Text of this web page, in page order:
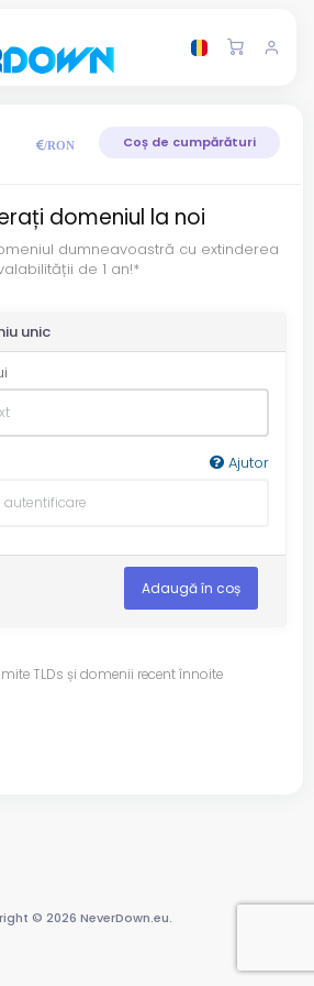
/RON Coș de cumpărături
domeniul la noi
dumneavoastră cu extinderea
de 1 an!*
unic
Ajutor
Adaugă în coș
TLDs și domenii recent înnoite
© 2026 NeverDown.eu.